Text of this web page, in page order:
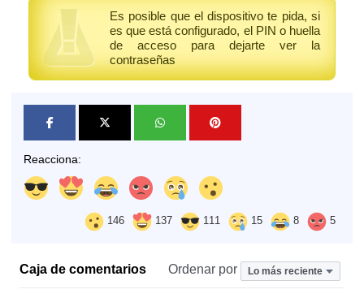
Es posible que el dispositivo te pida, si
es que está configurado, el PIN o huella
de acceso para dejarte ver la
contraseñas
Reacciona:
146 137 111 15 8 5